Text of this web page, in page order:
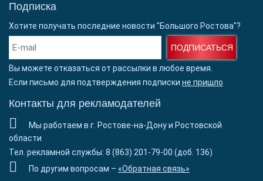
Подписка
Хотите получать последние новости "Большого Ростова"?
ПОДПИСАТЬСЯ
Вы можете отказаться от рассылки в любое время.
Если письмо для подтверждения подписки не пришло
Контакты для рекламодателей
Мы работаем в г. Ростове-на-Дону и Ростовской
области
Тел. рекламной службы: 8 (863) 201-79-00 (доб. 136)
По другим вопросам – «Обратная связь»